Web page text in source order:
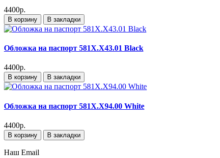
4400р.
В корзину В закладки
Обложка на паспорт 581X.X43.01 Black
4400р.
В корзину В закладки
Обложка на паспорт 581X.X94.00 White
4400р.
В корзину В закладки
Наш Email